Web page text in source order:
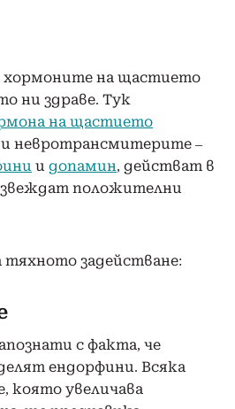
хормоните на щастието
ни здраве. Тук
на щастието
невротрансмитерите –
и допамин, действат в
положителни
тяхното задействане:
с факта, че
ендорфини. Всяка
която увеличава